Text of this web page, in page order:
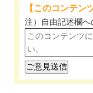
【このコンテン
注）自由記述欄